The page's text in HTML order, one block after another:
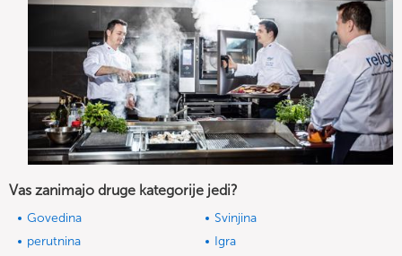
Vas zanimajo druge kategorije jedi?
Govedina
Svinjina
perutnina
Igra